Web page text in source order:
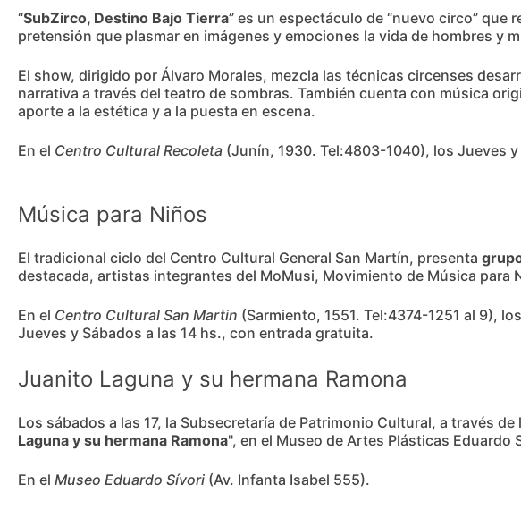
“SubZirco, Destino Bajo Tierra” es un espectáculo de “nuevo circo”
pretensión que plasmar en imágenes y emociones la vida de hombres y
El show, dirigido por Álvaro Morales, mezcla las técnicas circenses
narrativa a través del teatro de sombras. También cuenta con música
aporte a la estética y a la puesta en escena.
En el Centro Cultural Recoleta (Junín, 1930. Tel:4803-1040), los Jueves
Música para Niños
El tradicional ciclo del Centro Cultural General San Martín, presenta
destacada, artistas integrantes del MoMusi, Movimiento de Música para
En el Centro Cultural San Martin (Sarmiento, 1551. Tel:4374-1251 al 9),
Jueves y Sábados a las 14 hs., con entrada gratuita.
Juanito Laguna y su hermana Ramona
Los sábados a las 17, la Subsecretaría de Patrimonio Cultural, a través
Laguna y su hermana Ramona", en el Museo de Artes Plásticas Eduardo
En el Museo Eduardo Sívori (Av. Infanta Isabel 555).